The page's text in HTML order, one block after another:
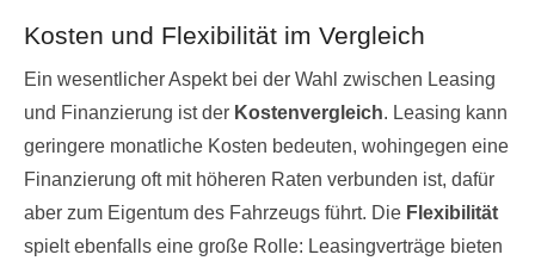
Kosten und Flexibilität im Vergleich
Ein wesentlicher Aspekt bei der Wahl zwischen Leasing
und Finanzierung ist der Kostenvergleich. Leasing kann
geringere monatliche Kosten bedeuten, wohingegen eine
Finanzierung oft mit höheren Raten verbunden ist, dafür
aber zum Eigentum des Fahrzeugs führt. Die Flexibilität
spielt ebenfalls eine große Rolle: Leasingverträge bieten